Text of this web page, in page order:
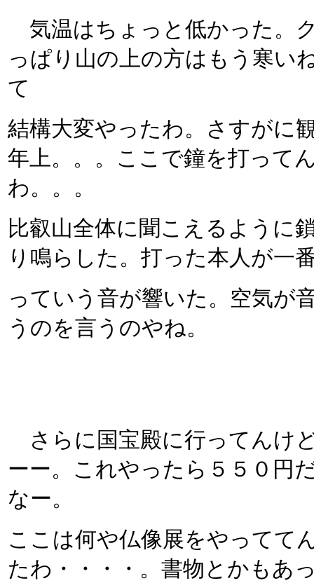
気温はちょっと低かった。
っぱり山の上の方はもう寒い
て
結構大変やったわ。さすがに
年上。。。ここで鐘を打って
わ。。。
比叡山全体に聞こえるように
り鳴らした。打った本人が一
っていう音が響いた。空気が
うのを言うのやね。
さらに国宝殿に行ってんけ
ーー。これやったら５５０円
なー。
ここは何や仏像展をやってて
たわ・・・・。書物とかもあ